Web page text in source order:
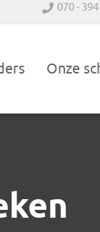
070 -
Onze